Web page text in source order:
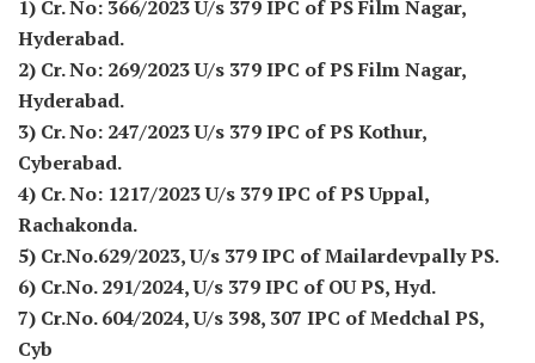
1) Cr. No: 366/2023 U/s 379 IPC of PS Film Nagar,
Hyderabad.
2) Cr. No: 269/2023 U/s 379 IPC of PS Film Nagar,
Hyderabad.
3) Cr. No: 247/2023 U/s 379 IPC of PS Kothur,
Cyberabad.
4) Cr. No: 1217/2023 U/s 379 IPC of PS Uppal,
Rachakonda.
5) Cr.No.629/2023, U/s 379 IPC of Mailardevpally PS.
6) Cr.No. 291/2024, U/s 379 IPC of OU PS, Hyd.
7) Cr.No. 604/2024, U/s 398, 307 IPC of Medchal PS,
Cyb